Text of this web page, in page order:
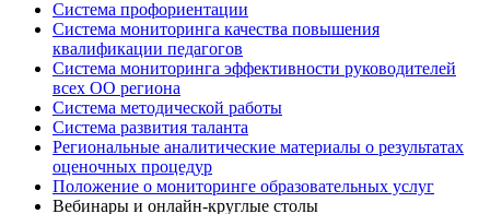
Система профориентации
Система мониторинга качества повышения
квалификации педагогов
Система мониторинга эффективности руководителей
всех ОО региона
Система методической работы
Система развития таланта
Региональные аналитические материалы о результатах
оценочных процедур
Положение о мониторинге образовательных услуг
Вебинары и онлайн-круглые столы